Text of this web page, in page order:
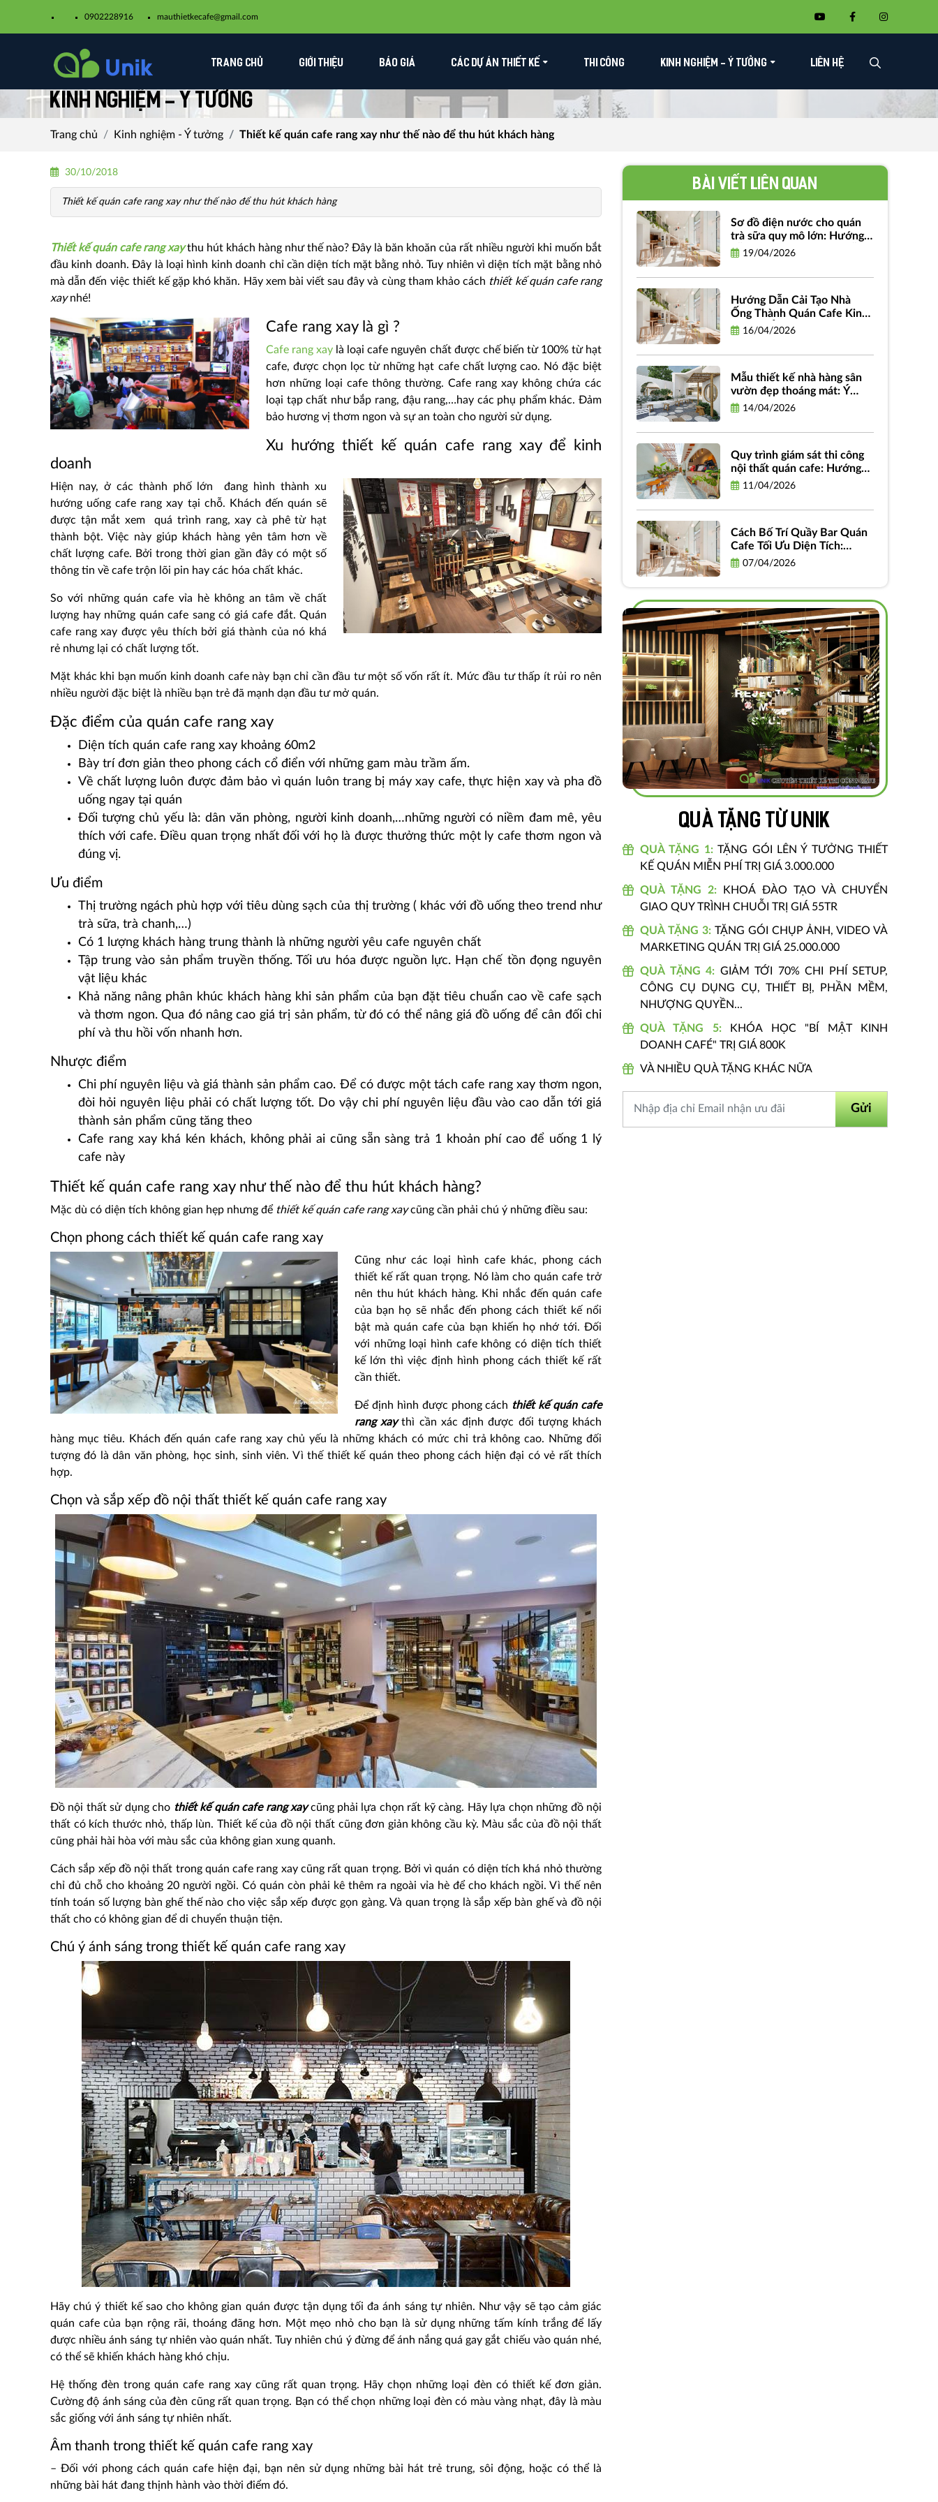
0902228916 mauthietkecafe@gmail.com​
TRANG CHỦ GIỚI THIỆU BÁO GIÁ CÁC DỰ ÁN THIẾT KẾ THI CÔNG KINH NGHIỆM - Ý TƯỞNG LIÊN HỆ
Kinh nghiệm - Ý tưởng
Trang chủ Kinh nghiệm - Ý tưởng Thiết kế quán cafe rang xay như thế nào để thu hút khách hàng
30/10/2018
Thiết kế quán cafe rang xay như thế nào để thu hút khách hàng
Thiết kế quán cafe rang xay thu hút khách hàng như thế nào? Đây là băn khoăn của rất nhiều người khi muốn bắt
đầu kinh doanh. Đây là loại hình kinh doanh chỉ cần diện tích mặt bằng nhỏ. Tuy nhiên vì diện tích mặt bằng nhỏ
mà dẫn đến việc thiết kế gặp khó khăn. Hãy xem bài viết sau đây và cùng tham khảo cách thiết kế quán cafe rang
xaynhé!
Cafe rang xay là gì ?
Cafe rang xay là loại cafe nguyên chất được chế biến từ 100% từ hạt
cafe, được chọn lọc từ những hạt cafe chất lượng cao. Nó đặc biệt
hơn những loại cafe thông thường. Cafe rang xay không chứa các
loại tạp chất như bắp rang, đậu rang,…hay các phụ phẩm khác. Đảm
bảo hương vị thơm ngon và sự an toàn cho người sử dụng.
Xu hướng thiết kế quán cafe rang xay để kinh
doanh
Hiện nay, ở các thành phố lớn đang hình thành xu
hướng uống cafe rang xay tại chỗ. Khách đến quán sẽ
được tận mắt xem quá trình rang, xay cà phê từ hạt
thành bột. Việc này giúp khách hàng yên tâm hơn về
chất lượng cafe. Bởi trong thời gian gần đây có một số
thông tin về cafe trộn lõi pin hay các hóa chất khác.
So với những quán cafe vỉa hè không an tâm về chất
lượng hay những quán cafe sang có giá cafe đắt. Quán
cafe rang xay được yêu thích bởi giá thành của nó khá
rẻ nhưng lại có chất lượng tốt.
Mặt khác khi bạn muốn kinh doanh cafe này bạn chỉ cần đầu tư một số vốn rất ít. Mức đầu tư thấp ít rủi ro nên
nhiều người đặc biệt là nhiều bạn trẻ đã mạnh dạn đầu tư mở quán.
Đặc điểm của quán cafe rang xay
Diện tích quán cafe rang xay khoảng 60m2
Bày trí đơn giản theo phong cách cổ điển với những gam màu trầm ấm.
Về chất lượng luôn được đảm bảo vì quán luôn trang bị máy xay cafe, thực hiện xay và pha đồ
uống ngay tại quán
Đối tượng chủ yếu là: dân văn phòng, người kinh doanh,…những người có niềm đam mê, yêu
thích với cafe. Điều quan trọng nhất đối với họ là được thưởng thức một ly cafe thơm ngon và
đúng vị.
Ưu điểm
Thị trường ngách phù hợp với tiêu dùng sạch của thị trường ( khác với đồ uống theo trend như
trà sữa, trà chanh,…)
Có 1 lượng khách hàng trung thành là những người yêu cafe nguyên chất
Tập trung vào sản phẩm truyền thống. Tối ưu hóa được nguồn lực. Hạn chế tồn đọng nguyên
vật liệu khác
Khả năng nâng phân khúc khách hàng khi sản phẩm của bạn đặt tiêu chuẩn cao về cafe sạch
và thơm ngon. Qua đó nâng cao giá trị sản phẩm, từ đó có thể nâng giá đồ uống để cân đối chi
phí và thu hồi vốn nhanh hơn.
Nhược điểm
Chi phí nguyên liệu và giá thành sản phẩm cao. Để có được một tách cafe rang xay thơm ngon,
đòi hỏi nguyên liệu phải có chất lượng tốt. Do vậy chi phí nguyên liệu đầu vào cao dẫn tới giá
thành sản phẩm cũng tăng theo
Cafe rang xay khá kén khách, không phải ai cũng sẵn sàng trả 1 khoản phí cao để uống 1 lý
cafe này
Thiết kế quán cafe rang xay như thế nào để thu hút khách hàng?
Mặc dù có diện tích không gian hẹp nhưng để thiết kế quán cafe rang xaycũng cần phải chú ý những điều sau:
Chọn phong cách thiết kế quán cafe rang xay
Cũng như các loại hình cafe khác, phong cách
thiết kế rất quan trọng. Nó làm cho quán cafe trở
nên thu hút khách hàng. Khi nhắc đến quán cafe
của bạn họ sẽ nhắc đến phong cách thiết kế nổi
bật mà quán cafe của bạn khiến họ nhớ tới. Đối
với những loại hình cafe không có diện tích thiết
kế lớn thì việc định hình phong cách thiết kế rất
cần thiết.
Để định hình được phong cách thiết kế quán cafe
rang xaythì cần xác định được đối tượng khách
hàng mục tiêu. Khách đến quán cafe rang xay chủ yếu là những khách có mức chi trả không cao. Những đối
tượng đó là dân văn phòng, học sinh, sinh viên. Vì thế thiết kế quán theo phong cách hiện đại có vẻ rất thích
hợp.
Chọn và sắp xếp đồ nội thất thiết kế quán cafe rang xay
Đồ nội thất sử dụng cho thiết kế quán cafe rang xaycũng phải lựa chọn rất kỹ càng. Hãy lựa chọn những đồ nội
thất có kích thước nhỏ, thấp lùn. Thiết kế của đồ nội thất cũng đơn giản không cầu kỳ. Màu sắc của đồ nội thất
cũng phải hài hòa với màu sắc của không gian xung quanh.
Cách sắp xếp đồ nội thất trong quán cafe rang xay cũng rất quan trọng. Bởi vì quán có diện tích khá nhỏ thường
chỉ đủ chỗ cho khoảng 20 người ngồi. Có quán còn phải kê thêm ra ngoài vỉa hè để cho khách ngồi. Vì thế nên
tính toán số lượng bàn ghế thế nào cho việc sắp xếp được gọn gàng. Và quan trọng là sắp xếp bàn ghế và đồ nội
thất cho có không gian để di chuyển thuận tiện.
Chú ý ánh sáng trong thiết kế quán cafe rang xay
Hãy chú ý thiết kế sao cho không gian quán được tận dụng tối đa ánh sáng tự nhiên. Như vậy sẽ tạo cảm giác
quán cafe của bạn rộng rãi, thoáng đãng hơn. Một mẹo nhỏ cho bạn là sử dụng những tấm kính trắng để lấy
được nhiều ánh sáng tự nhiên vào quán nhất. Tuy nhiên chú ý đừng để ánh nắng quá gay gắt chiếu vào quán nhé,
có thể sẽ khiến khách hàng khó chịu.
Hệ thống đèn trong quán cafe rang xay cũng rất quan trọng. Hãy chọn những loại đèn có thiết kế đơn giản.
Cường độ ánh sáng của đèn cũng rất quan trọng. Bạn có thể chọn những loại đèn có màu vàng nhạt, đây là màu
sắc giống với ánh sáng tự nhiên nhất.
Âm thanh trong thiết kế quán cafe rang xay
– Đối với phong cách quán cafe hiện đại, bạn nên sử dụng những bài hát trẻ trung, sôi động, hoặc có thể là
những bài hát đang thịnh hành vào thời điểm đó.
Bài viết liên quan
Sơ đồ điện nước cho quán
trà sữa quy mô lớn: Hướng
dẫn chi tiết và bản vẽ miễn
19/04/2026
Hướng Dẫn Cải Tạo Nhà
Ống Thành Quán Cafe Kinh
Doanh: Ý Tưởng, Quy Trình
16/04/2026
Mẫu thiết kế nhà hàng sân
vườn đẹp thoáng mát: Ý
tưởng, phong cách và hình
14/04/2026
Quy trình giám sát thi công
nội thất quán cafe: Hướng
dẫn chi tiết từ A-Z dành cho
11/04/2026
Cách Bố Trí Quầy Bar Quán
Cafe Tối Ưu Diện Tích:
Hướng Dẫn Thiết Kế Hiệu
07/04/2026
Quà tặng từ unik
QUÀ TẶNG 1:TẶNG GÓI LÊN Ý TƯỞNG THIẾT
KẾ QUÁN MIỄN PHÍ TRỊ GIÁ 3.000.000
QUÀ TẶNG 2:
KHOÁ ĐÀO TẠO VÀ CHUYỂN
GIAO QUY TRÌNH CHUỖI TRỊ GIÁ 55TR
QUÀ TẶNG 3: TẶNG GÓI CHỤP ẢNH, VIDEO VÀ
MARKETING QUÁN TRỊ GIÁ 25.000.000
QUÀ TẶNG 4: GIẢM TỚI 70% CHI PHÍ SETUP,
CÔNG CỤ DỤNG CỤ, THIẾT BỊ, PHẦN MỀM,
NHƯỢNG QUYỀN...
QUÀ TẶNG 5:
KHÓA HỌC "BÍ MẬT KINH
DOANH CAFÉ" TRỊ GIÁ 800K
VÀ NHIỀU QUÀ TẶNG KHÁC NỮA
Gửi